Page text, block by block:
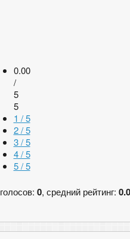
0.00
/
5
5
1 / 5
2 / 5
3 / 5
4 / 5
5 / 5
голосов: 0, средний рейтинг: